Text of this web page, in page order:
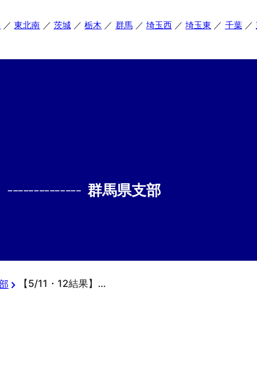
東北南 茨城 栃木 群馬 埼玉西 埼玉東 千葉
-------------- 群馬県支部
【5/11・12結果】第4回関東新聞販売 上信越中学生硬式野球大会